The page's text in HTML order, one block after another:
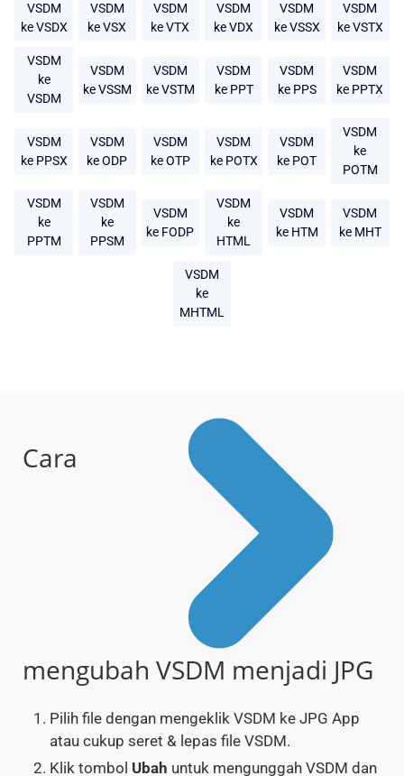
VSDM
ke VSDX
VSDM
ke VSX
VSDM
ke VTX
VSDM
ke VDX
VSDM
ke VSSX
VSDM
ke VSTX
VSDM
ke
VSDM
VSDM
ke VSSM
VSDM
ke VSTM
VSDM
ke PPT
VSDM
ke PPS
VSDM
ke PPTX
VSDM
ke PPSX
VSDM
ke ODP
VSDM
ke OTP
VSDM
ke POTX
VSDM
ke POT
VSDM
ke
POTM
VSDM
ke
PPTM
VSDM
ke
PPSM
VSDM
ke FODP
VSDM
ke
HTML
VSDM
ke HTM
VSDM
ke MHT
VSDM
ke
MHTML
Cara
mengubah VSDM menjadi JPG
Pilih file dengan mengeklik VSDM ke JPG App
atau cukup seret & lepas file VSDM.
Klik tombol Ubah untuk mengunggah VSDM dan